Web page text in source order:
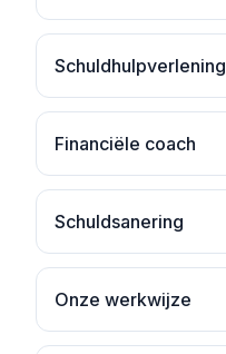
Schuldhulpverlening
Financiële coach
Schuldsanering
Onze werkwijze